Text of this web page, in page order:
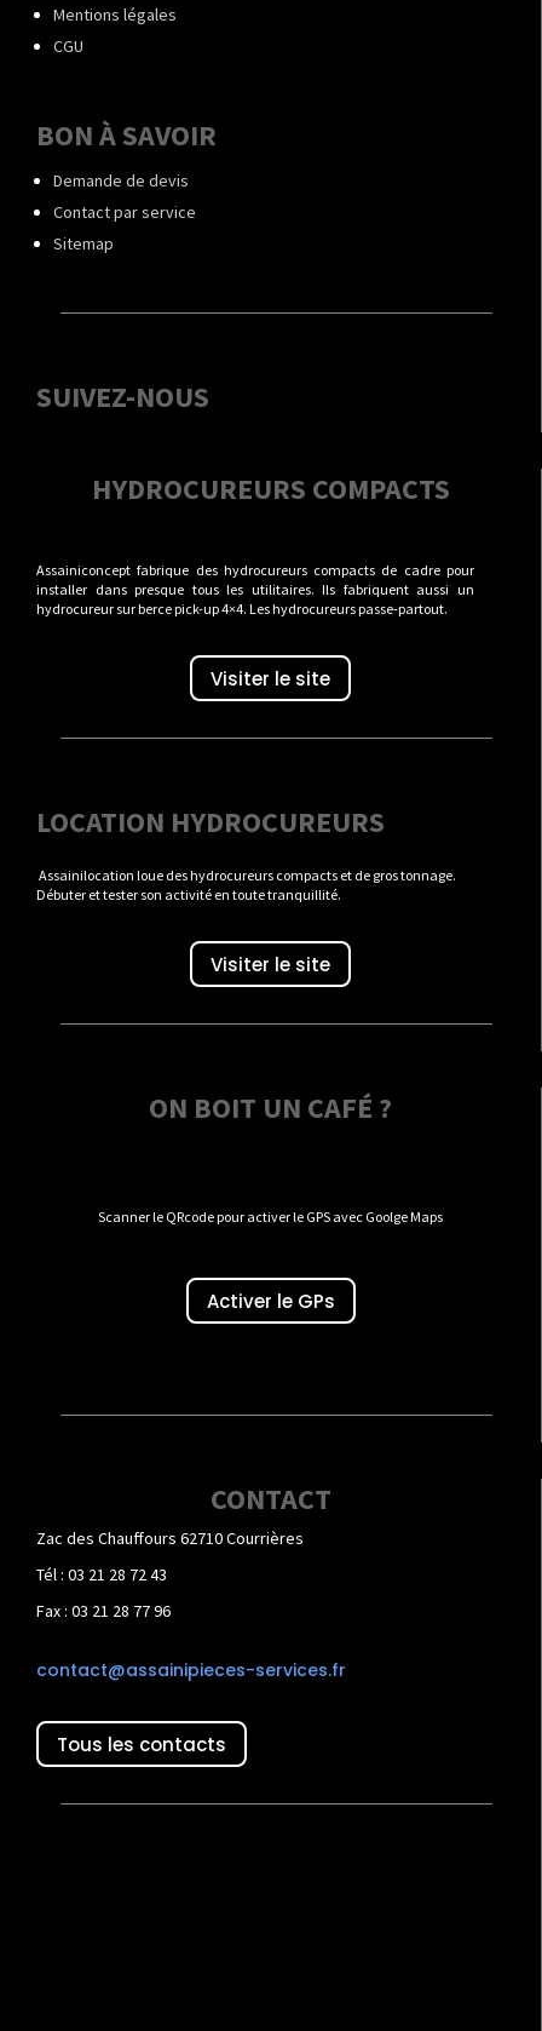
Mentions légales
CGU
BON À SAVOIR
Demande de devis
Contact par service
Sitemap
SUIVEZ-NOUS
HYDROCUREURS COMPACTS
Assainiconcept fabrique des hydrocureurs compacts de cadre pour
installer dans presque tous les utilitaires. Ils fabriquent aussi un
hydrocureur sur berce pick-up 4×4. Les hydrocureurs passe-partout.
Visiter le site
LOCATION HYDROCUREURS
Assainilocation loue des hydrocureurs compacts et de gros tonnage.
Débuter et tester son activité en toute tranquillité.
Visiter le site
ON BOIT UN CAFÉ ?
Scanner le QRcode pour activer le GPS avec Goolge Maps
Activer le GPs
CONTACT
Zac des Chauffours 62710 Courrières
Tél : 03 21 28 72 43
Fax : 03 21 28 77 96
contact@assainipieces-services.fr
Tous les contacts